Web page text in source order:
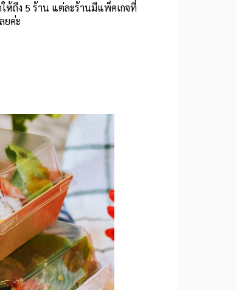
ห้ถึง 5 ร้าน แต่ละร้านมีแพ็คเกจที่
ยค่ะ